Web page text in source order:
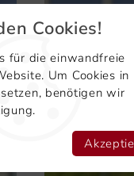
Cookies!
für die einwandfreie
Um Cookies in
benötigen wir